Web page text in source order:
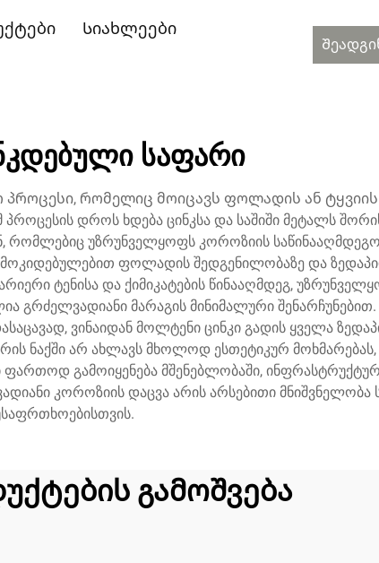
Სიახლეები
საფარი
რომელიც მოიცავს ფოლადის ან
დროს ხდება ცინკსა და საშიში მეტალს
რომლებიც უზრუნველყოფს კოროზიის
ფოლადის შედგენილობაზე და
ტენისა და ქიმიკატების წინააღმდეგ,
გრძელვადიანი მარაგის მინიმალური
ვინაიდან მოლტენი ცინკი გადის ყველა
ნაქში არ ახლავს მხოლოდ ესთეტიკურ
გამოიყენება მშენებლობაში,
კოროზიის დაცვა არის არსებითი
გამოშვება